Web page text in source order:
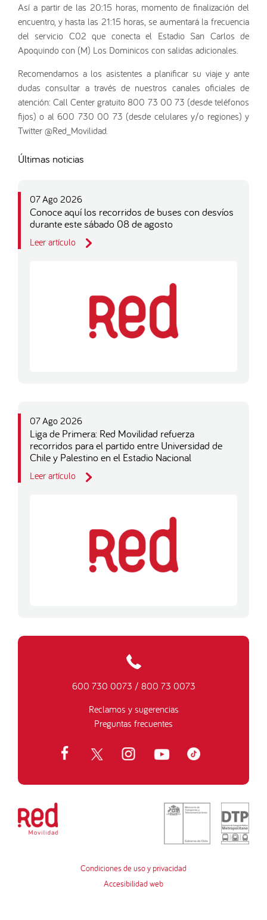
Así a partir de las 20:15 horas, momento de finalización del
encuentro, y hasta las 21:15 horas, se aumentará la frecuencia
del servicio C02 que conecta el Estadio San Carlos de
Apoquindo con (M) Los Dominicos con salidas adicionales.
Recomendamos a los asistentes a planificar su viaje y ante
dudas consultar a través de nuestros canales oficiales de
atención: Call Center gratuito 800 73 00 73 (desde teléfonos
fijos) o al 600 730 00 73 (desde celulares y/o regiones) y
Twitter @Red_Movilidad.
Últimas noticias
07 Ago 2026
Conoce aquí los recorridos de buses con desvíos
durante este sábado 08 de agosto
Leer artículo
07 Ago 2026
Liga de Primera: Red Movilidad refuerza
recorridos para el partido entre Universidad de
Chile y Palestino en el Estadio Nacional
Leer artículo
600 730 0073 / 800 73 0073
Reclamos y sugerencias
Preguntas frecuentes
Condiciones de uso y privacidad
Accesibilidad web